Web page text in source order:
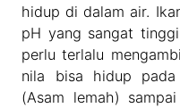
hidup di dalam air.
pH yang sangat
perlu terlalu
nila bisa hidup
(Asam lemah)